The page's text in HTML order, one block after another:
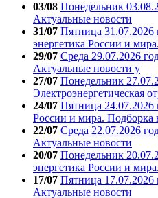
03/08 Понедельник
Актуальные новости
31/07 Пятница 31.07.2026
энергетика России и
29/07 Среда 29.07.2026
Актуальные новости у
27/07 Понедельник
Электроэнергетическая
24/07 Пятница 24.07.2026
России и мира. Подборка
22/07 Среда 22.07.2026
Актуальные новости
20/07 Понедельник
энергетика России и
17/07 Пятница 17.07.2026
Актуальные новости